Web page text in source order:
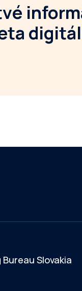
Slovakia